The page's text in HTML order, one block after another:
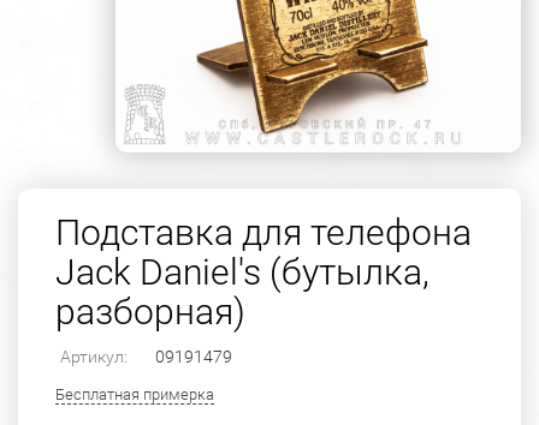
Подставка для телефона
Jack Daniel's (бутылка,
разборная)
Артикул: 09191479
Бесплатная примерка